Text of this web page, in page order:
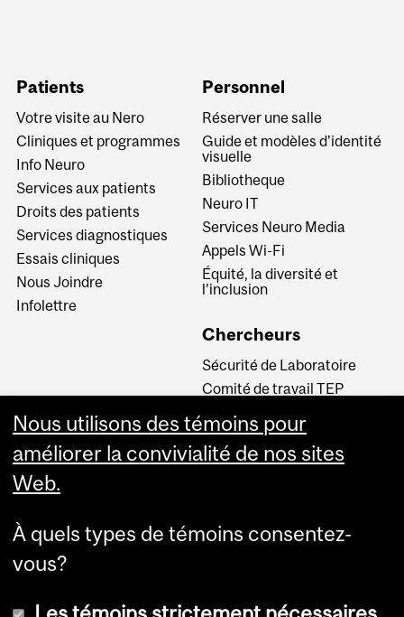
Patients
Votre visite au Nero
Cliniques et programmes
Info Neuro
Services aux patients
Droits des patients
Services diagnostiques
Essais cliniques
Nous Joindre
Infolettre
Personnel
Réserver une salle
Guide et modèles d'identité
visuelle
Bibliotheque
Neuro IT
Services Neuro Media
Appels Wi-Fi
Équité, la diversité et
l’inclusion
Chercheurs
Sécurité de Laboratoire
Comité de travail TEP
INM CPA
Comité d’éthique de la
recherche du CUSM
Carrière au Neuro
Nous utilisons des témoins pour
améliorer la convivialité de nos sites
Web.
À quels types de témoins consentez-
vous?